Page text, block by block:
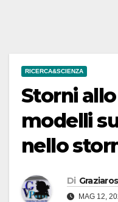
RICERCA&SCIENZA
Storni
modelli
nello
Di
MAG 12,